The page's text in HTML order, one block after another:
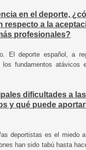
en el deporte,
respecto a la
profesionales?
El deporte español, a
fundamentos
dificultades a
y qué puede
as deportistas es el miedo
han sido tabú hasta